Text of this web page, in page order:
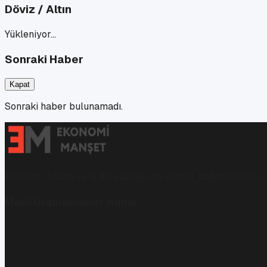
Döviz / Altın
Yükleniyor…
Sonraki Haber
Kapat
Sonraki haber bulunamadı.